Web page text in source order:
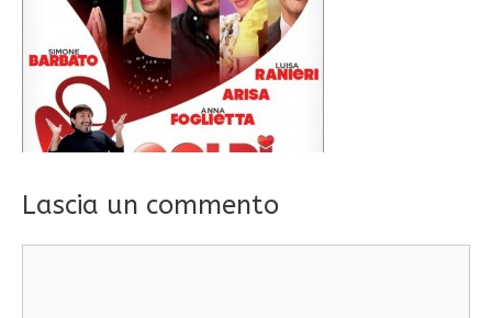
Lascia un commento